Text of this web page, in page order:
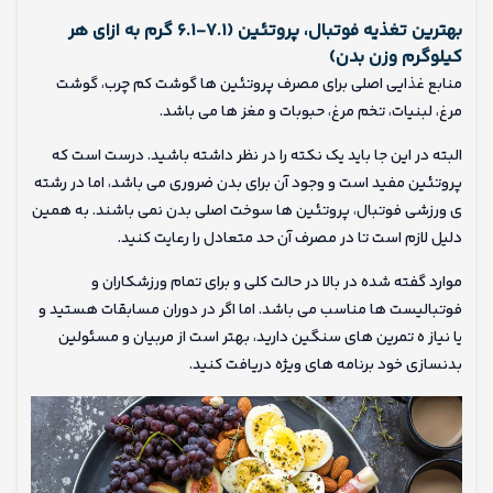
بهترین تغذیه فوتبال، پروتئین (۷.۱-۶.۱ گرم به ازای هر
کیلوگرم وزن بدن)
منابع غذایی اصلی برای مصرف پروتئین ها گوشت کم چرب، گوشت
مرغ، لبنیات، تخم مرغ، حبوبات و مغز ها می باشد.
البته در این جا باید یک نکته را در نظر داشته باشید. درست است که
پروتئین مفید است و وجود آن برای بدن ضروری می باشد، اما در رشته
ی ورزشی فوتبال، پروتئین ها سوخت اصلی بدن نمی باشند. به همین
دلیل لازم است تا در مصرف آن حد متعادل را رعایت کنید.
موارد گفته شده در بالا در حالت کلی و برای تمام ورزشکاران و
فوتبالیست ها مناسب می باشد. اما اگر در دوران مسابقات هستید و
یا نیاز ه تمرین های سنگین دارید، بهتر است از مربیان و مسئولین
بدنسازی خود برنامه های ویژه دریافت کنید.